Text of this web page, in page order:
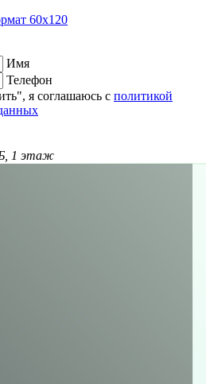
60x120
Имя
Телефон
я соглашаюсь с политикой
1 этаж